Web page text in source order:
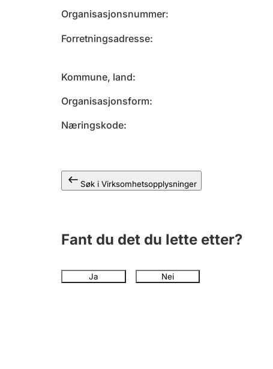
Organisasjonsnummer
Forretningsadresse
Kommune, land
Organisasjonsform
Næringskode
Søk i Virksomhetsopplysninger
Fant du det du lette etter?
Ja Nei